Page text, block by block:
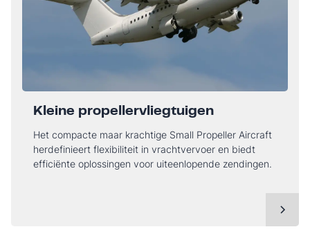
Kleine propellervliegtuigen
Het compacte maar krachtige Small Propeller Aircraft
herdefinieert flexibiliteit in vrachtvervoer en biedt
efficiënte oplossingen voor uiteenlopende zendingen.